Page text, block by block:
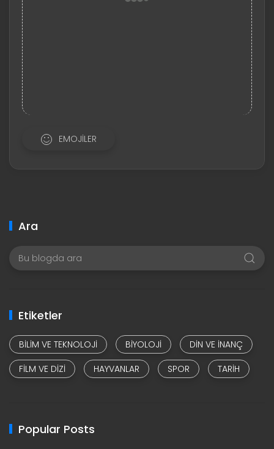
EMOJILER
Ara
Etiketler
BILIM VE TEKNOLOJI BIYOLOJI
DIN VE INANÇ
FILM VE DIZI
HAYVANLAR SPOR TARIH
Popular Posts